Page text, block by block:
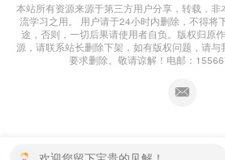
本站所有资源来源于第三方用户分享，转载，
流学习之用。 用户请于24小时内删除，不得将
途，否则，一切后果请使用者自负。版权归原
源，请联系站长删除下架，如有版权问题，请
要求删除。敬请谅解！电邮：